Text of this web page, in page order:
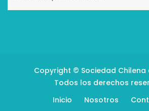
Copyright © Sociedad
Todos los derechos
Inicio
Nosotros